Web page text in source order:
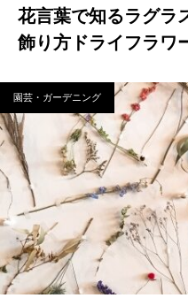
花言葉で知るラグラ
飾り方ドライフラワ
園芸・ガーデニング